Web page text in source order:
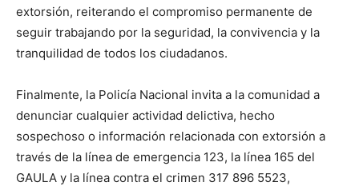
extorsión, reiterando el compromiso permanente de
seguir trabajando por la seguridad, la convivencia y la
tranquilidad de todos los ciudadanos.
Finalmente, la Policía Nacional invita a la comunidad a
denunciar cualquier actividad delictiva, hecho
sospechoso o información relacionada con extorsión a
través de la línea de emergencia 123, la línea 165 del
GAULA y la línea contra el crimen 317 896 5523,